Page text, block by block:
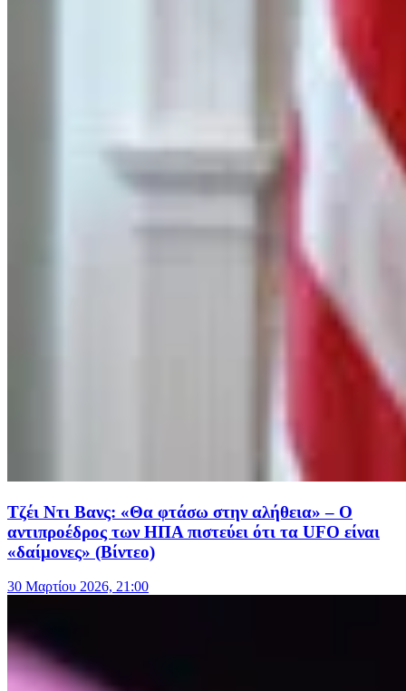
Τζέι Ντι Βανς: «Θα φτάσω στην αλήθεια» – Ο
αντιπροέδρος των ΗΠΑ πιστεύει ότι τα UFO είναι
«δαίμονες» (Βίντεο)
30 Μαρτίου 2026, 21:00